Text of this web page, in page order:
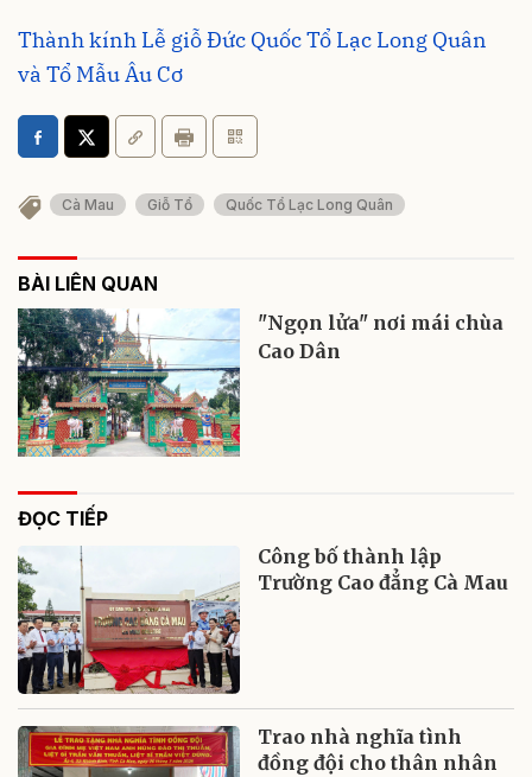
Thành kính Lễ giỗ Đức Quốc Tổ Lạc Long Quân
và Tổ Mẫu Âu Cơ
Cà Mau Giỗ Tổ Quốc Tổ Lạc Long Quân
BÀI LIÊN QUAN
"Ngọn lửa" nơi mái chùa
Cao Dân
ĐỌC TIẾP
Công bố thành lập
Trường Cao đẳng Cà Mau
Trao nhà nghĩa tình
đồng đội cho thân nhân